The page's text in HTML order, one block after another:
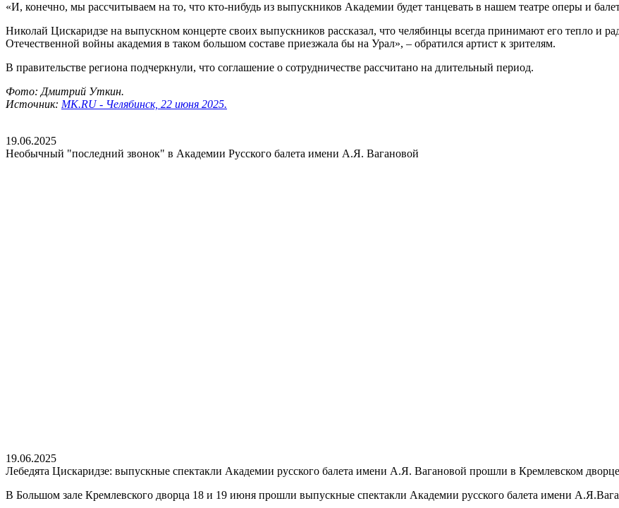
«И, конечно, мы рассчитываем на то, что кто-нибудь из выпускников Академии будет танцевать в нашем театре оперы и
Николай Цискаридзе на выпускном концерте своих выпускников рассказал, что челябинцы всегда принимают его тепло и
Отечественной войны академия в таком большом составе приезжала бы на Урал», – обратился артист к зрителям.
В правительстве региона подчеркнули, что соглашение о сотрудничестве рассчитано на длительный период.
Фото: Дмитрий Уткин.
Источник: МК.RU - Челябинск, 22 июня 2025.
19.06.2025
Необычный "последний звонок" в Академии Русского балета имени А.Я. Вагановой
19.06.2025
Лебедята Цискаридзе: выпускные спектакли Академии русского балета имени А.Я. Вагановой прошли в Кремлевском дворце
В Большом зале Кремлевского дворца 18 и 19 июня прошли выпускные спектакли Академии русского балета имени